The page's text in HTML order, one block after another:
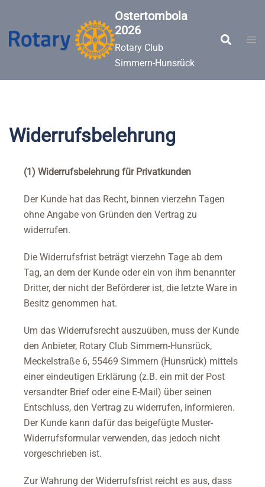
springen
Ostertombola
2026
Rotary Club
Simmern-Hunsrück
Suche
Widerrufsbelehrung
(1) Widerrufsbelehrung für Privatkunden
Der Kunde hat das Recht, binnen vierzehn Tagen
ohne Angabe von Gründen den Vertrag zu
widerrufen.
Die Widerrufsfrist beträgt vierzehn Tage ab dem
Tag, an dem der Kunde oder ein von ihm benannter
Dritter, der nicht der Beförderer ist, die letzte Ware in
Besitz genommen hat.
Um das Widerrufsrecht auszuüben, muss der Kunde
den Anbieter, Rotary Club Simmern-Hunsrück,
Meckelstraße 6, 55469 Simmern (Hunsrück) mittels
einer eindeutigen Erklärung (z.B. ein mit der Post
versandter Brief oder eine E-Mail) über seinen
Entschluss, den Vertrag zu widerrufen, informieren.
Der Kunde kann dafür das beigefügte Muster-
Widerrufsformular verwenden, das jedoch nicht
vorgeschrieben ist.
Zur Wahrung der Widerrufsfrist reicht es aus, dass